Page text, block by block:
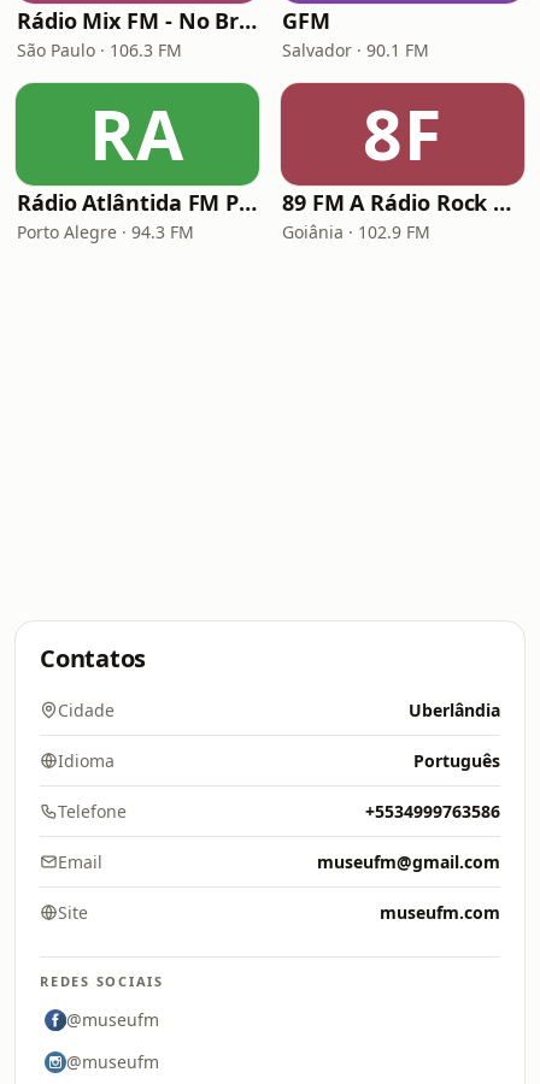
Rádio Mix FM - No Break
São Paulo · 106.3 FM
GFM
Salvador · 90.1 FM
RA
Rádio Atlântida FM Porto Alegre
Porto Alegre · 94.3 FM
8F
89 FM A Rádio Rock Goiânia
Goiânia · 102.9 FM
Contatos
Cidade Uberlândia
Idioma Português
Telefone +5534999763586
Email museufm@gmail.com
Site museufm.com
REDES SOCIAIS
@museufm
@museufm